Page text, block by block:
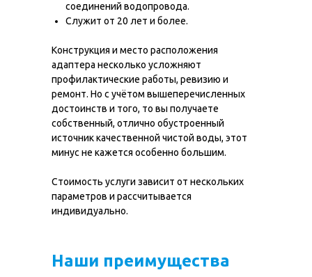
соединений водопровода.
Служит от 20 лет и более.
Конструкция и место расположения
адаптера несколько усложняют
профилактические работы, ревизию и
ремонт. Но с учётом вышеперечисленных
достоинств и того, то вы получаете
собственный, отлично обустроенный
источник качественной чистой воды, этот
минус не кажется особенно большим.
Стоимость услуги зависит от нескольких
параметров и рассчитывается
индивидуально.
Наши преимущества
Бурение скважин
в Московской
О нас
Контакты Карта глубин
Наши работы
Цены Вопрос-ответ